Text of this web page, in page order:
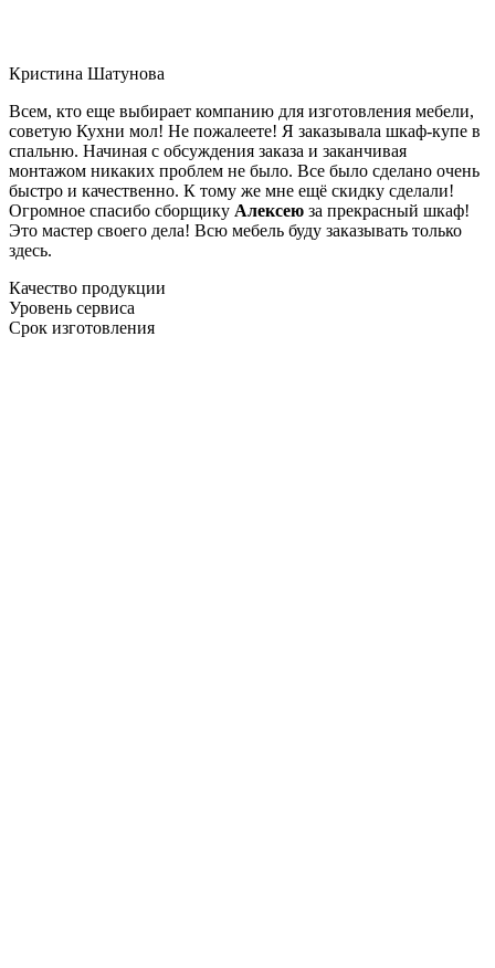
Кристина Шатунова
Всем, кто еще выбирает компанию для изготовления мебели,
советую Кухни мол! Не пожалеете! Я заказывала шкаф-купе в
спальню. Начиная с обсуждения заказа и заканчивая
монтажом никаких проблем не было. Все было сделано очень
быстро и качественно. К тому же мне ещё скидку сделали!
Огромное спасибо сборщику Алексею за прекрасный шкаф!
Это мастер своего дела! Всю мебель буду заказывать только
здесь.
Качество продукции
Уровень сервиса
Срок изготовления